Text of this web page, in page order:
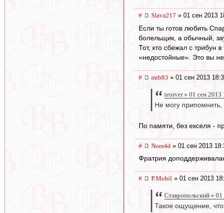
# Slava217 » 01 сен 2013
Если ты готов любить
болельщик, а обычный,
Тот, кто сбежал с трибун
«недостойные». Это вы
# mib83 » 01 сен 2013
teorver » 01 сен 2013
Не могу припомнить,
По памяти, без екселя -
# Nom4d » 01 сен 2013
Фратрия
# P.Mobil » 01 сен 2013
Ставропольский »
Такое ощущение, что